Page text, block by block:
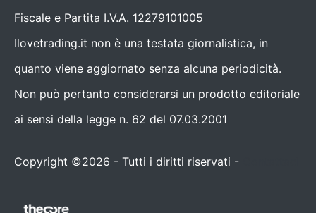
Fiscale e Partita I.V.A. 12279101005
Ilovetrading.it non è una testata giornalistica, in
quanto viene aggiornato senza alcuna periodicità.
Non può pertanto considerarsi un prodotto editoriale
ai sensi della legge n. 62 del 07.03.2001
Copyright ©2026 - Tutti i diritti riservati -